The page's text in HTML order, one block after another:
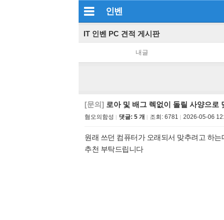
인벤
IT 인벤 PC 견적 게시판
내글
[문의] 로아 및 배그 렉없이 돌릴 사양으로
혐오의함성 댓글: 5 개 조회: 6781 2026-05-06
원래 쓰던 컴퓨터가 오래되서 맞추려고 하
추천 부탁드립니다